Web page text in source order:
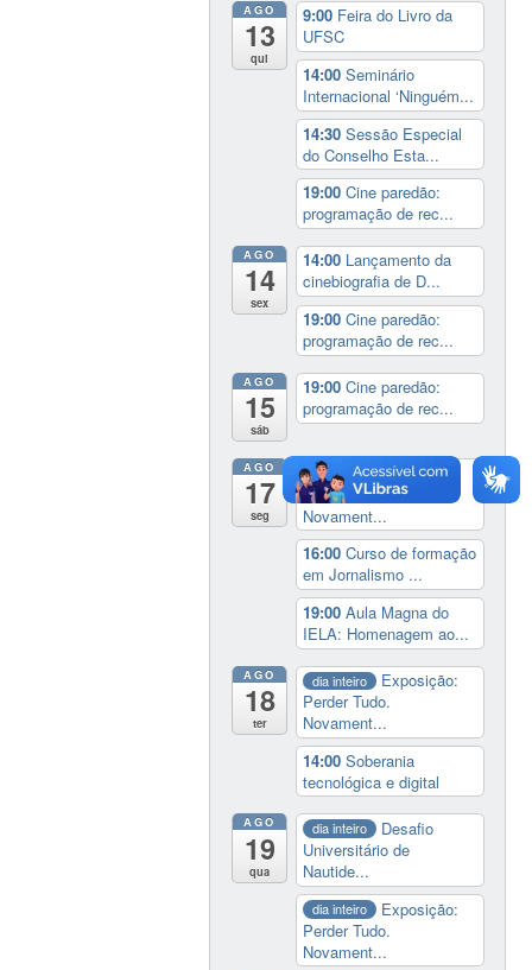
AGO
13
qui
9:00 Feira do Livro da
UFSC
14:00Seminário
Internacional ‘Ninguém...
14:30Sessão Especial
do Conselho Esta...
19:00Cine paredão:
programação de rec...
AGO
14
sex
14:00 Lançamento da
cinebiografia de D...
19:00Cine paredão:
programação de rec...
AGO
15
sáb
19:00Cine paredão:
programação de rec...
AGO
17
seg
dia inteiro
Exposição:
Perder Tudo.
Novament...
16:00Curso de formação
em Jornalismo ...
19:00Aula Magna do
IELA: Homenagem ao...
AGO
18
ter
dia inteiro
Exposição:
Perder Tudo.
Novament...
14:00Soberania
tecnológica e digital
AGO
19
qua
dia inteiro
Desafio
Universitário de
Nautide...
dia inteiro
Exposição:
Perder Tudo.
Novament...